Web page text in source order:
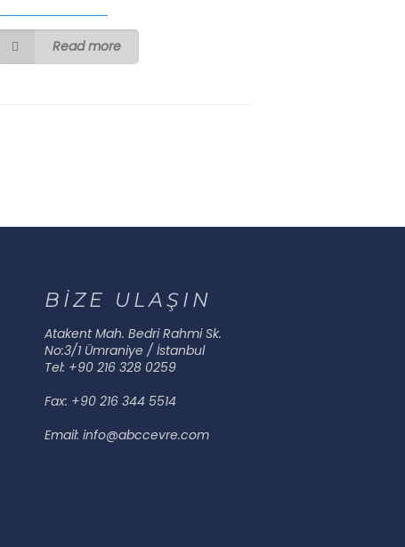
Read more
BİZE ULAŞIN
Atakent Mah. Bedri Rahmi Sk.
No:3/1 Ümraniye / İstanbul
Tel: +90 216 328 0259
Fax: +90 216 344 5514
Email: info@abccevre.com